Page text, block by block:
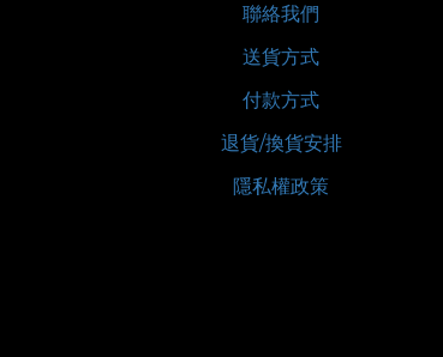
聯絡我們
送貨方式
付款方式
退貨/換貨安排
隱私權政策